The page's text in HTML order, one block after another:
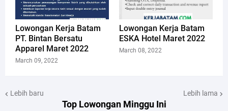
Top Lowongan Minggu Ini
Lowongan Kerja Batam
PT. Bintan Bersatu
Apparel Maret 2022
March 09, 2022
Lowongan Kerja Batam
ESKA Hotel Maret 2022
March 08, 2022
Lebih baru Lebih lama